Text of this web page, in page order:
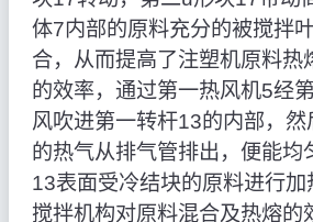
体7内部的原料充分的被搅拌
合，从而提高了注塑机原料热
的效率，通过第一热风机5经
风吹进第一转杆13的内部，
的热气从排气管排出，便能均
13表面受冷结块的原料进行加
搅拌机构对原料混合及热熔的